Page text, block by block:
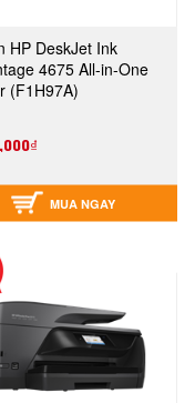
HP DeskJet Ink
4675 All-in-One
(F1H97A)
MUA NGAY